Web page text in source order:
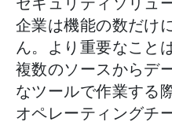
企業は機能の数だけ
ん。より重要なこと
複数のソースからデ
なツールで作業する
オペレーティングチ